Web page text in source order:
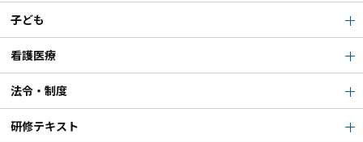
子ども
看護医療
法令・制度
研修テキスト